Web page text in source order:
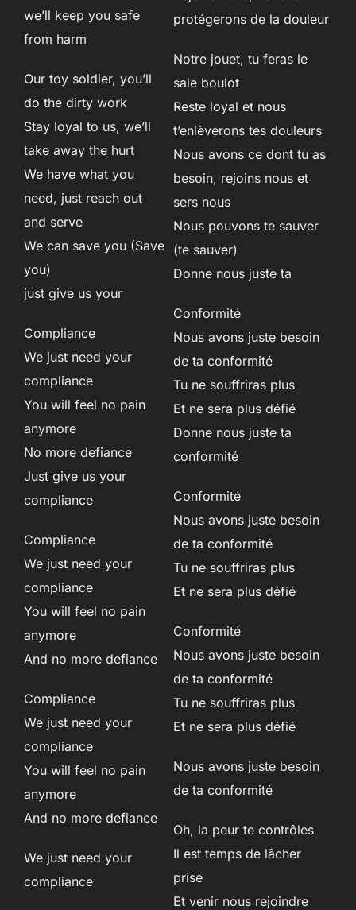
we’ll keep you safe
from harm
Our toy soldier, you’ll
do the dirty work
Stay loyal to us, we’ll
take away the hurt
We have what you
need, just reach out
and serve
We can save you (Save
you)
just give us your
Compliance
We just need your
compliance
You will feel no pain
anymore
No more defiance
Just give us your
compliance
Compliance
We just need your
compliance
You will feel no pain
anymore
And no more defiance
Compliance
We just need your
compliance
You will feel no pain
anymore
And no more defiance
We just need your
compliance
protégerons de la douleur
Notre jouet, tu feras le
sale boulot
Reste loyal et nous
t’enlèverons tes douleurs
Nous avons ce dont tu as
besoin, rejoins nous et
sers nous
Nous pouvons te sauver
(te sauver)
Donne nous juste ta
Conformité
Nous avons juste besoin
de ta conformité
Tu ne souffriras plus
Et ne sera plus défié
Donne nous juste ta
conformité
Conformité
Nous avons juste besoin
de ta conformité
Tu ne souffriras plus
Et ne sera plus défié
Conformité
Nous avons juste besoin
de ta conformité
Tu ne souffriras plus
Et ne sera plus défié
Nous avons juste besoin
de ta conformité
Oh, la peur te contrôles
Il est temps de lâcher
prise
Et venir nous rejoindre